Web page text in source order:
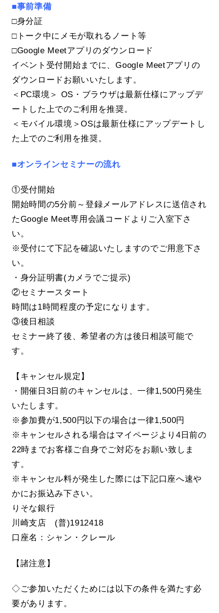
■事前準備
□身分証
□トーク中にメモが取れるノート等
□Google Meetアプリのダウンロード
イベント受付開始までに、Google Meetアプリの
ダウンロードお願いいたします。
＜PC環境＞ OS・ブラウザは最新仕様にアップデ
ートした上でのご利用を推奨。
＜モバイル環境＞OSは最新仕様にアップデートし
た上でのご利用を推奨。
■オンラインセミナーの流れ
①受付開始
開始時間の5分前～登録メールアドレスに送信され
たGoogle Meet専用会議コードよりご入室下さ
い。
※受付にて下記を確認いたしますのでご用意下さ
い。
・身分証明書(カメラでご提示)
②セミナースタート
時間は1時間程度の予定になります。
③後日相談
セミナー終了後、希望者の方は後日相談可能で
す。
【キャンセル規定】
・開催日3日前のキャンセルは、一律1,500円発生
いたします。
※参加費が1,500円以下の場合は一律1,500円
※キャンセルされる場合はマイページより4日前の
22時までお客様ご自身でご対応をお願い致しま
す。
※キャンセル料が発生した際には下記口座へ速や
かにお振込み下さい。
りそな銀行
川崎支店 (普)1912418
口座名：シャン・クレール
【諸注意】
◇ご参加いただくためには以下の条件を満たす必
要があります。